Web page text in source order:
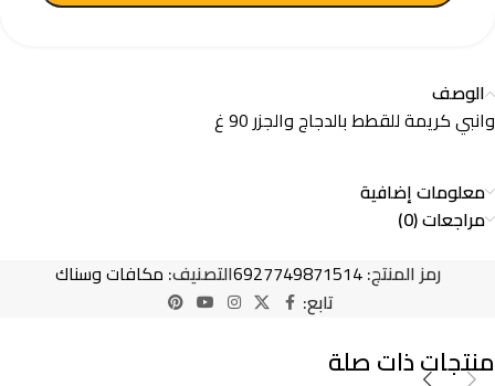
الوصف
وانبي كريمة للقطط بالدجاج والجزر 90 غ
معلومات إضافية
مراجعات (0)
رمز المنتج:6927749871514التصنيف: مكافات وسناك
تابع:
منتجات ذات صلة